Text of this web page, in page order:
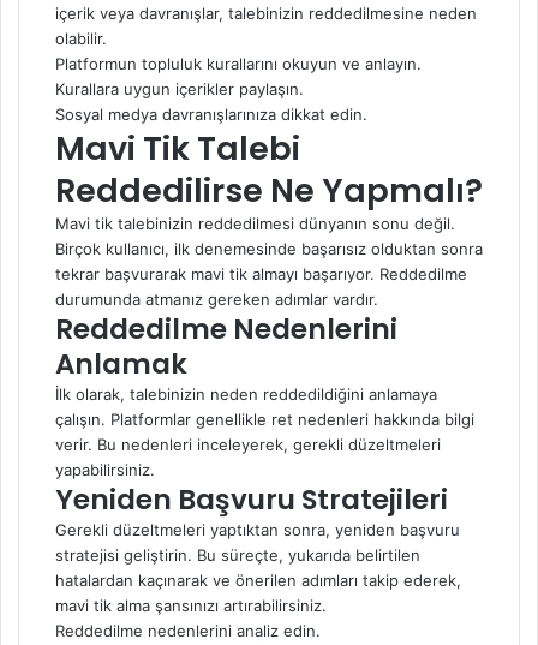
içerik veya davranışlar, talebinizin reddedilmesine neden
olabilir.
Platformun topluluk kurallarını okuyun ve anlayın.
Kurallara uygun içerikler paylaşın.
Sosyal medya davranışlarınıza dikkat edin.
Mavi Tik Talebi
Reddedilirse Ne Yapmalı?
Mavi tik talebinizin reddedilmesi dünyanın sonu değil.
Birçok kullanıcı, ilk denemesinde başarısız olduktan sonra
tekrar başvurarak mavi tik almayı başarıyor. Reddedilme
durumunda atmanız gereken adımlar vardır.
Reddedilme Nedenlerini
Anlamak
İlk olarak, talebinizin neden reddedildiğini anlamaya
çalışın. Platformlar genellikle ret nedenleri hakkında bilgi
verir. Bu nedenleri inceleyerek, gerekli düzeltmeleri
yapabilirsiniz.
Yeniden Başvuru Stratejileri
Gerekli düzeltmeleri yaptıktan sonra, yeniden başvuru
stratejisi geliştirin. Bu süreçte, yukarıda belirtilen
hatalardan kaçınarak ve önerilen adımları takip ederek,
mavi tik alma şansınızı artırabilirsiniz.
Reddedilme nedenlerini analiz edin.